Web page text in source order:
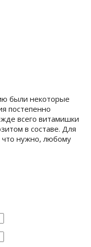
были некоторые
постепенно
всего витамишки
в составе. Для
что нужно, любому